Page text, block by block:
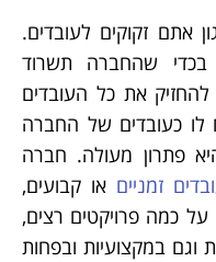
אתם זקוקים לעובדים.
בכדי שהחברה תשרוד
את כל העובדים
לו כעובדים של החברה
פתרון מעולה. חברה
זמניים או קבועים,
כמה פרויקטים רצים,
וגם במקצועיות ובפחות